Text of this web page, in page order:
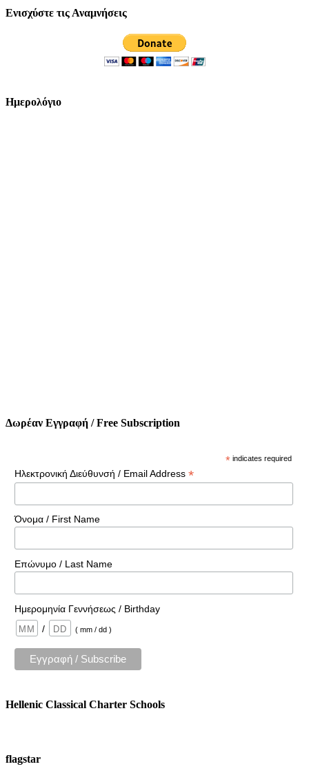
Ενισχύστε τις Αναμνήσεις
Ημερολόγιο
Δωρέαν Εγγραφή / Free Subscription
* indicates required
Ηλεκτρονική Διεύθυνσή / Email Address *
Όνομα / First Name
Επώνυμο / Last Name
Ημερομηνία Γεννήσεως / Birthday
/
( mm / dd )
Hellenic Classical Charter Schools
flagstar